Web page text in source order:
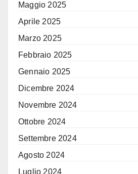
Maggio 2025
Aprile 2025
Marzo 2025
Febbraio 2025
Gennaio 2025
Dicembre 2024
Novembre 2024
Ottobre 2024
Settembre 2024
Agosto 2024
Luglio 2024